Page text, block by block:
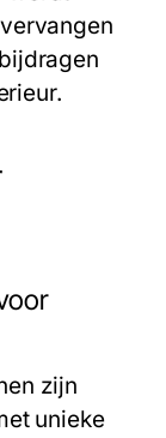
zijn
unieke